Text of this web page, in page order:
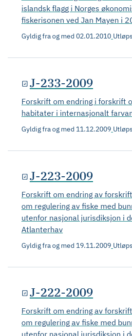
islandsk flagg i Norges
fiskerisonen ved Jan Mayen i
Gyldig fra og med 02.01.2010
J-233-2009
Forskrift om endring i forskrift
habitater i internasjonalt
Gyldig fra og med 11.12.2009
J-223-2009
Forskrift om endring av
om regulering av fiske med
utenfor nasjonal jurisdiksjon i
Atlanterhav
Gyldig fra og med 19.11.2009
J-222-2009
Forskrift om endring av
om regulering av fiske med
utenfor nasjonal jurisdiksjon i